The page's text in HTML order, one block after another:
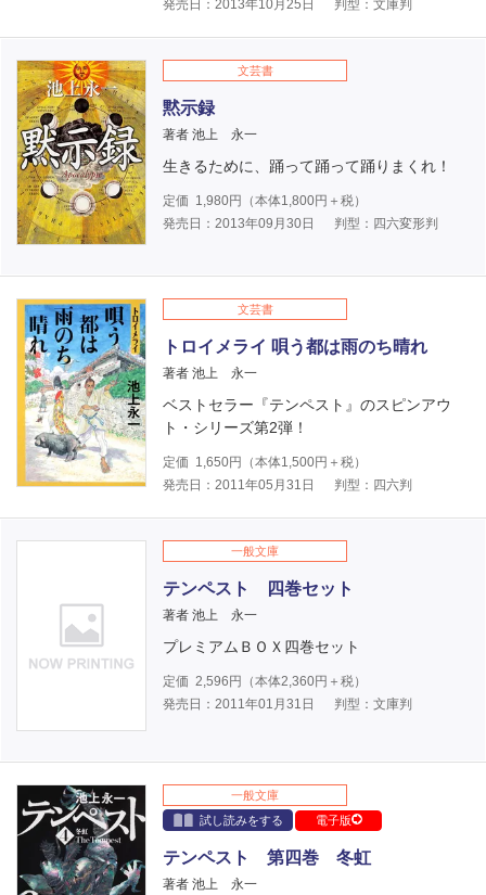
発売日：2013年10月25日 判型：文庫判
文芸書
黙示録
著者 池上 永一
生きるために、踊って踊って踊りまくれ！
定価 1,980円（本体1,800円＋税）
発売日：2013年09月30日
判型：四六変形判
文芸書
トロイメライ 唄う都は雨のち晴れ
著者 池上 永一
ベストセラー『テンペスト』のスピンアウ
ト・シリーズ第2弾！
定価 1,650円（本体1,500円＋税）
発売日：2011年05月31日
判型：四六判
一般文庫
テンペスト 四巻セット
著者 池上 永一
プレミアムＢＯＸ四巻セット
定価 2,596 円（本体2,360円＋税）
発売日：2011年01月31日
判型：文庫判
一般文庫
試し読みをする
電子版
テンペスト 第四巻 冬虹
著者 池上 永一